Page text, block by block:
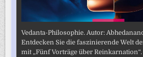
Vedanta-Philosophie. Autor:
Entdecken Sie die faszinierende Welt
mit „Fünf Vorträge über